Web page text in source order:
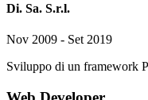
Di. Sa. S.r.l.
Nov 2009 - Set 2019
Sviluppo di un framework